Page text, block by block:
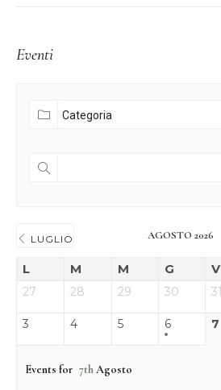
Eventi
LUGLIO AGOSTO 2026
L M M G V
27 28 29 30 31
3 4 5 6 7
Events for 7thAgosto